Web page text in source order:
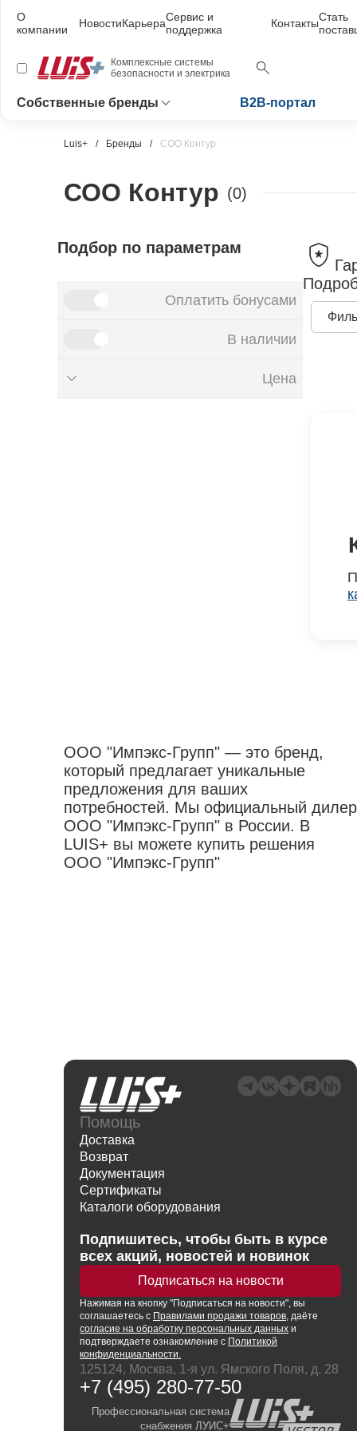
О
компании
НовостиКарьераСервис и
поддержка
КонтактыСтать
Комплексные системы
безопасности и электрика
Собственные бренды B2B-портал
Luis+ Бренды СОО Контур
СОО Контур (0)
Подбор по параметрам
Оплатить бонусами
В наличии
Цена
ООО "Импэкс-Групп" — это бренд,
который предлагает уникальные
предложения для ваших
потребностей. Мы официальный дилер
ООО "Импэкс-Групп" в России. В
LUIS+ вы можете купить решения
ООО "Импэкс-Групп"
Помощь
Доставка
Возврат
Документация
Сертификаты
Каталоги оборудования
Подпишитесь, чтобы быть в курсе
всех акций, новостей и новинок
Подписаться на новости
Нажимая на кнопку "Подписаться на новости", вы
соглашаетесь с Правилами продажи товаров, даёте
согласие на обработку персональных данных и
подтверждаете ознакомление с Политикой
конфиденциальности.
125124, Москва, 1-я ул. Ямского Поля, д. 28
+7 (495) 280-77-50
Профессиональная система
снабжения ЛУИС+